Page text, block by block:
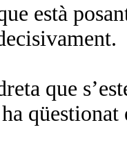
està
que
qüestionat